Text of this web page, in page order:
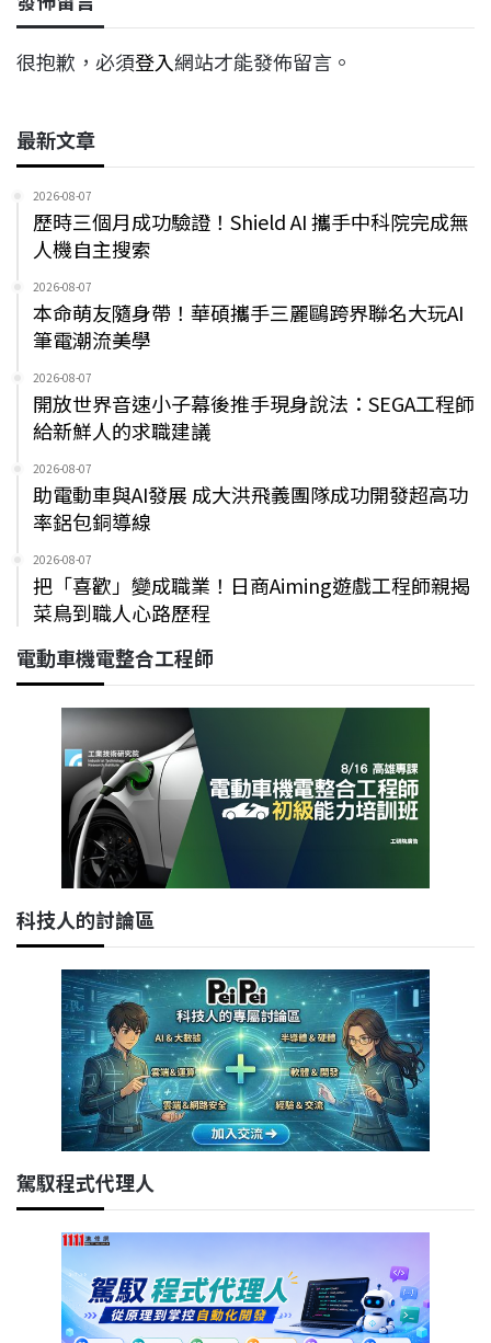
很抱歉，必須登入網站才能發佈留言。
最新文章
2026-08-07
歷時三個月成功驗證！Shield AI 攜手中科院完成無
人機自主搜索
2026-08-07
本命萌友隨身帶！華碩攜手三麗鷗跨界聯名大玩AI
筆電潮流美學
2026-08-07
開放世界音速小子幕後推手現身說法：SEGA工程師
給新鮮人的求職建議
2026-08-07
助電動車與AI發展 成大洪飛義團隊成功開發超高功
率鋁包銅導線
2026-08-07
把「喜歡」變成職業！日商Aiming遊戲工程師親揭
菜鳥到職人心路歷程
電動車機電整合工程師
科技人的討論區
駕馭程式代理人